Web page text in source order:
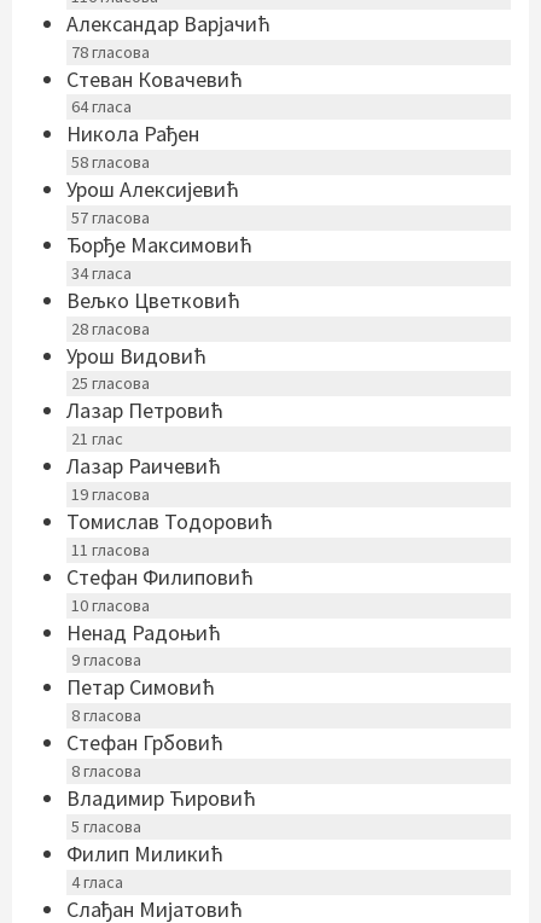
Александар Варјачић
78гласова
Стеван Ковачевић
64гласа
Никола Рађен
58гласова
Урош Алексијевић
57гласова
Ђорђе Максимовић
34гласа
Вељко Цветковић
28гласова
Урош Видовић
25гласова
Лазар Петровић
21глас
Лазар Раичевић
19гласова
Томислав Тодоровић
11гласова
Стефан Филиповић
10гласова
Ненад Радоњић
9гласова
Петар Симовић
8гласова
Стефан Грбовић
8гласова
Владимир Ћировић
5гласова
Филип Миликић
4гласа
Слађан Мијатовић